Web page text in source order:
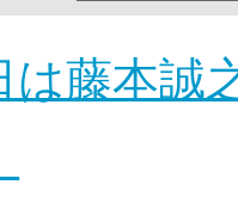
は藤本誠